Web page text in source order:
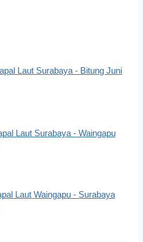
Laut Surabaya - Bitung Juni
Laut Surabaya - Waingapu
Laut Waingapu - Surabaya